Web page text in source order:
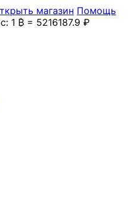
магазин Помощь
1 ₿ = 5216187.9 ₽